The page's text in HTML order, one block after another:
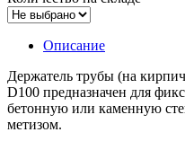
Описание
Держатель трубы (на
D100 предназначен для
бетонную или каменную
метизом.